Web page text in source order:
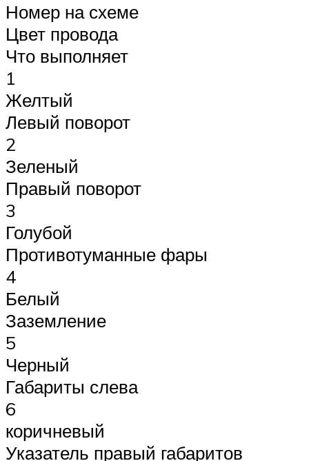
Номер на схеме
Цвет провода
Что выполняет
1
Желтый
Левый поворот
2
Зеленый
Правый поворот
3
Голубой
Противотуманные фары
4
Белый
Заземление
5
Черный
Габариты слева
6
коричневый
Указатель правый габаритов